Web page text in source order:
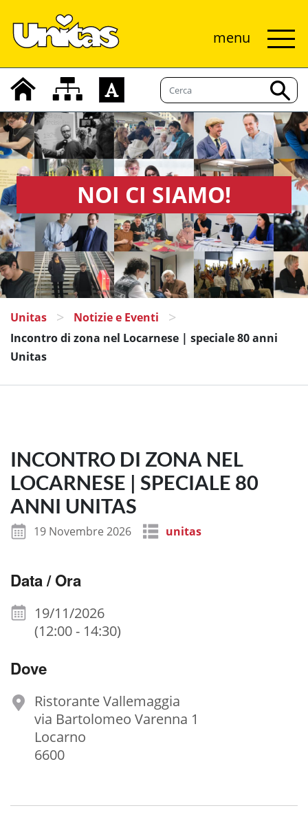
menu
NOI CI SIAMO!
Unitas > Notizie e Eventi >
Incontro di zona nel Locarnese | speciale 80 anni
Unitas
INCONTRO DI ZONA NEL
LOCARNESE | SPECIALE 80
ANNI UNITAS
19 Novembre 2026 unitas
Data / Ora
19/11/2026
(12:00 - 14:30)
Dove
Ristorante Vallemaggia
via Bartolomeo Varenna 1
Locarno
6600